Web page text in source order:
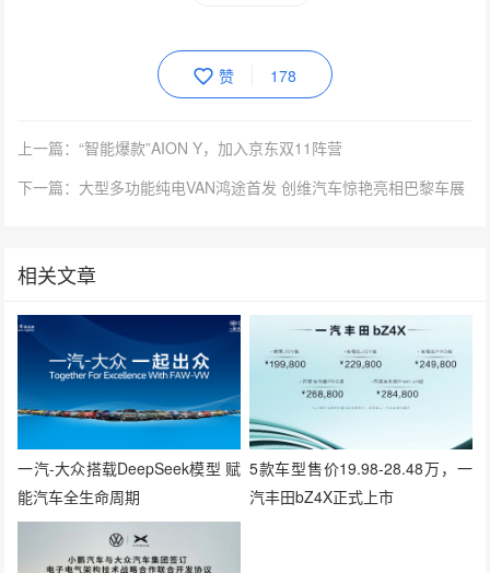
赞 178
上一篇：“智能爆款”AION Y，加入京东双11阵营
下一篇：大型多功能纯电VAN鸿途首发 创维汽车惊艳亮相巴黎车展
相关文章
一汽-大众搭载DeepSeek模型 赋
能汽车全生命周期
5款车型售价19.98-28.48万，一
汽丰田bZ4X正式上市